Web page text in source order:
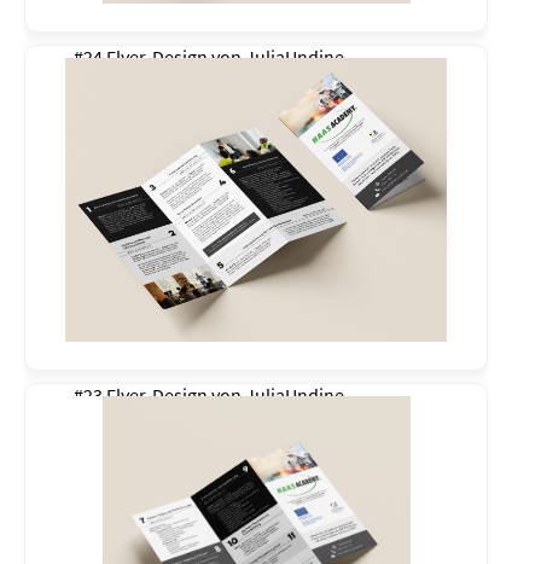
#24 Flyer-Design vonJuliaUndine
#23 Flyer-Design vonJuliaUndine